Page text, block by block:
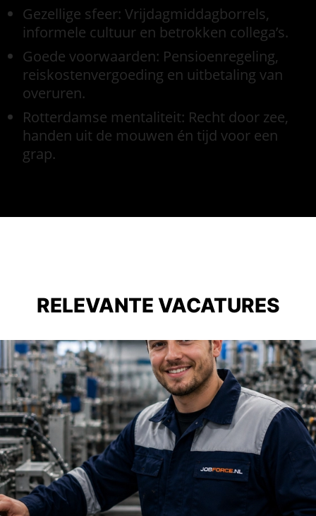
Gezellige sfeer: Vrijdagmiddagborrels,
informele cultuur en betrokken collega’s.
Goede voorwaarden: Pensioenregeling,
reiskostenvergoeding en uitbetaling van
overuren.
Rotterdamse mentaliteit: Recht door zee,
handen uit de mouwen én tijd voor een
grap.
RELEVANTE VACATURES